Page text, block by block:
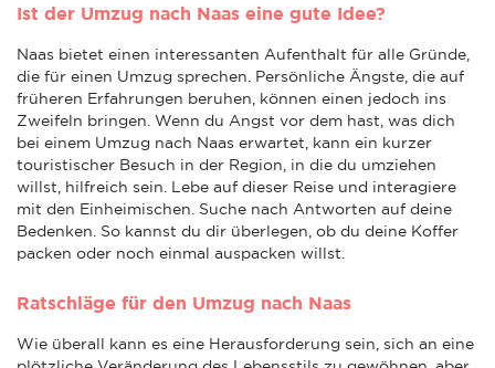
Ist der Umzug nach Naas eine gute Idee?
Naas bietet einen interessanten Aufenthalt für alle Gründe,
die für einen Umzug sprechen. Persönliche Ängste, die auf
früheren Erfahrungen beruhen, können einen jedoch ins
Zweifeln bringen. Wenn du Angst vor dem hast, was dich
bei einem Umzug nach Naas erwartet, kann ein kurzer
touristischer Besuch in der Region, in die du umziehen
willst, hilfreich sein. Lebe auf dieser Reise und interagiere
mit den Einheimischen. Suche nach Antworten auf deine
Bedenken. So kannst du dir überlegen, ob du deine Koffer
packen oder noch einmal auspacken willst.
Ratschläge für den Umzug nach Naas
Wie überall kann es eine Herausforderung sein, sich an eine